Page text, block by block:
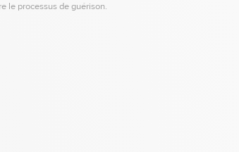
le processus de guérison.